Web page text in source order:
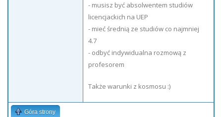
- musisz być absolwentem studiów
licencjackich na UEP
- mieć średnią ze studiów co najmniej
4.7
- odbyć indywidualna rozmową z
profesorem
Także warunki z kosmosu :)
Góra strony